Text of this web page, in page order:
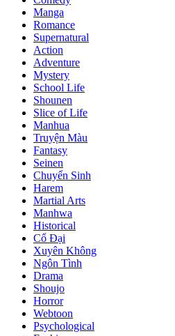
Manga
Romance
Supernatural
Action
Adventure
Mystery
School Life
Shounen
Slice of Life
Manhua
Truyện Màu
Fantasy
Seinen
Chuyển Sinh
Harem
Martial Arts
Manhwa
Historical
Cổ Đại
Xuyên Không
Ngôn Tình
Drama
Shoujo
Horror
Webtoon
Psychological